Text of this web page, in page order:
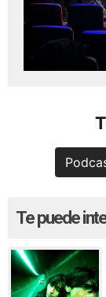
Te puede